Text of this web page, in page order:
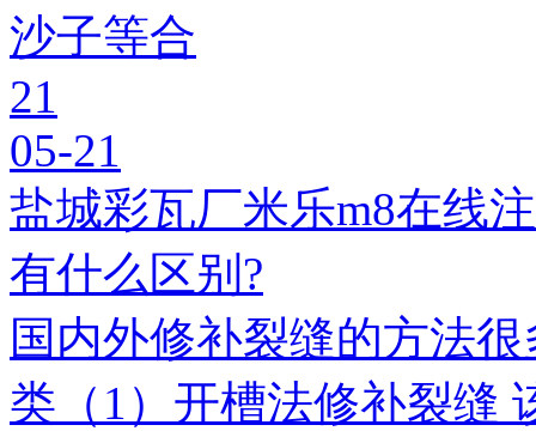
沙子等合
21
05-21
盐城彩瓦厂米乐m8在线
有什么区别?
国内外修补裂缝的方法
类（1）开槽法修补裂缝